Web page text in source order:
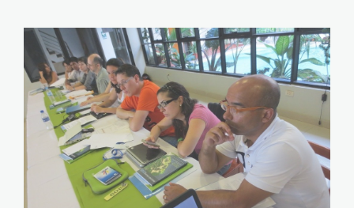
IMG_3673